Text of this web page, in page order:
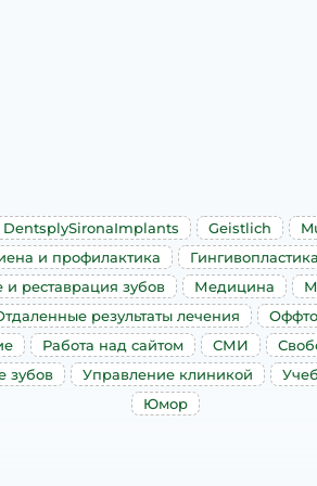
DentsplySironaImplants Geistlich
и профилактика Гингивопластика
и реставрация зубов Медицина
результаты лечения
Работа над сайтом СМИ
зубов Управление клиникой
Юмор